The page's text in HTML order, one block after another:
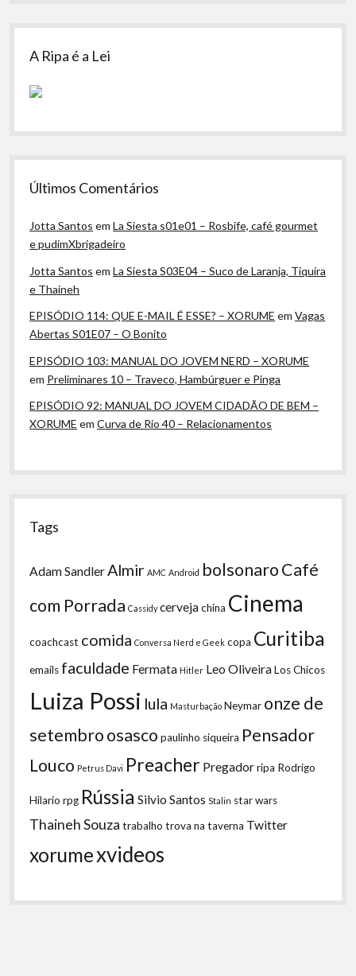
A Ripa é a Lei
Últimos Comentários
Jotta Santos emLa Siesta s01e01 – Rosbife, café gourmet
e pudimXbrigadeiro
Jotta Santos emLa Siesta S03E04 – Suco de Laranja, Tiquira
e Thaineh
EPISÓDIO 114: QUE E-MAIL É ESSE? – XORUME emVagas
Abertas S01E07 – O Bonito
EPISÓDIO 103: MANUAL DO JOVEM NERD – XORUME
em Preliminares 10 – Traveco, Hambúrguer e Pinga
EPISÓDIO 92: MANUAL DO JOVEM CIDADÃO DE BEM –
XORUME emCurva de Rio 40 – Relacionamentos
Tags
Adam Sandler Almir AMC Android bolsonaroCafé
com Porrada Cassidy cervejachina Cinema
coachcast comida Conversa Nerd e Geek copa Curitiba
emails faculdade Fermata Hitler Leo OliveiraLos Chicos
Luiza Possi lula Masturbação Neymar onze de
setembroosasco paulinho siqueira Pensador
Louco Petrus Davi Preacher Pregadorripa Rodrigo
Hilario rpg Rússia Silvio Santos Stalin star wars
Thaineh Souza trabalho trova na taverna Twitter
xorumexvideos